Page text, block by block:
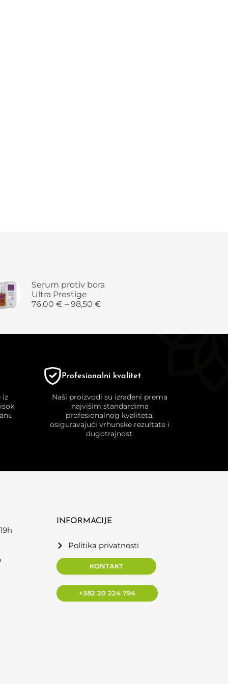
Serum protiv bora
Ultra Prestige
76,00 € – 98,50 €
iz
Profesionalni kvalitet
Naši proizvodi su izrađeni prema
najvišim standardima
profesionalnog kvaliteta,
osiguravajući vrhunske rezultate i
dugotrajnost.
INFORMACIJE
Politika privatnosti
KONTAKT
+382 20 224 794